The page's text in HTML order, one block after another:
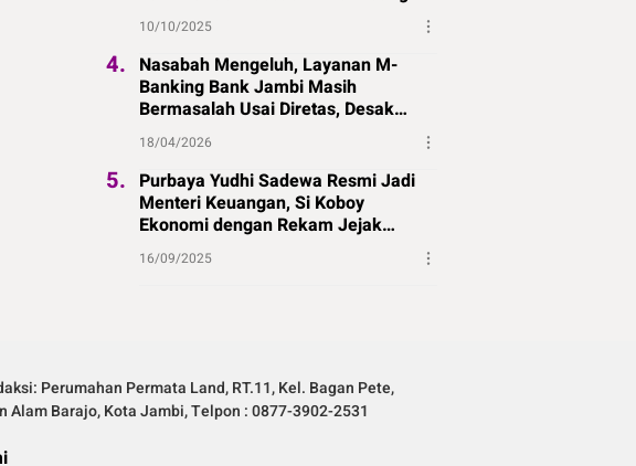
Merangin
10/10/2025
4. Nasabah Mengeluh, Layanan M-
Banking Bank Jambi Masih
Bermasalah Usai Diretas, Desak
Perbaikan Segera
18/04/2026
5. Purbaya Yudhi Sadewa Resmi Jadi
Menteri Keuangan, Si Koboy
Ekonomi dengan Rekam Jejak
Panjang
16/09/2025
Perumahan Permata Land, RT.11, Kel. Bagan Pete,
Alam Barajo, Kota Jambi, Telpon : 0877-3902-2531